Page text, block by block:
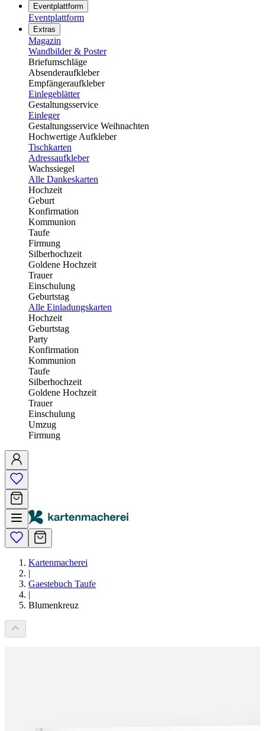
Eventplattform
Eventplattform
Extras
Magazin
Wandbilder & Poster
Briefumschläge
Absenderaufkleber
Empfängeraufkleber
Einlegeblätter
Gestaltungsservice
Einleger
Gestaltungsservice Weihnachten
Hochwertige Aufkleber
Tischkarten
Adressaufkleber
Wachssiegel
Alle Dankeskarten
Hochzeit
Geburt
Konfirmation
Kommunion
Taufe
Firmung
Silberhochzeit
Goldene Hochzeit
Trauer
Einschulung
Geburtstag
Alle Einladungskarten
Hochzeit
Geburtstag
Party
Konfirmation
Kommunion
Taufe
Silberhochzeit
Goldene Hochzeit
Trauer
Einschulung
Umzug
Firmung
Kartenmacherei
|
Gaestebuch Taufe
|
Blumenkreuz